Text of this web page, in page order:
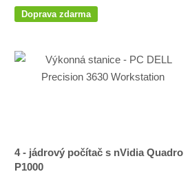
d
u
Doprava zdarma
4 - jádrový počítač s nVidia Quadro
P1000